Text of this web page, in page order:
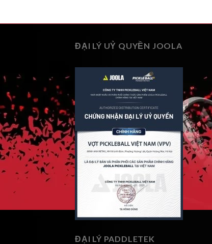
ĐẠI LÝ UỶ QUYỀN JOOLA
ĐẠI LÝ PADDLETEK